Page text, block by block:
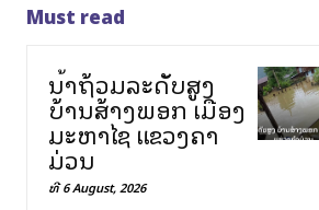
Must read
ນ້ຳຖ້ວມລະດັບສູງ
ບ້ານສ້າງພອກ ເມືອງ
ມະຫາໄຊ ແຂວງຄຳ
ມ່ວນ
ທີ 6 August, 2026